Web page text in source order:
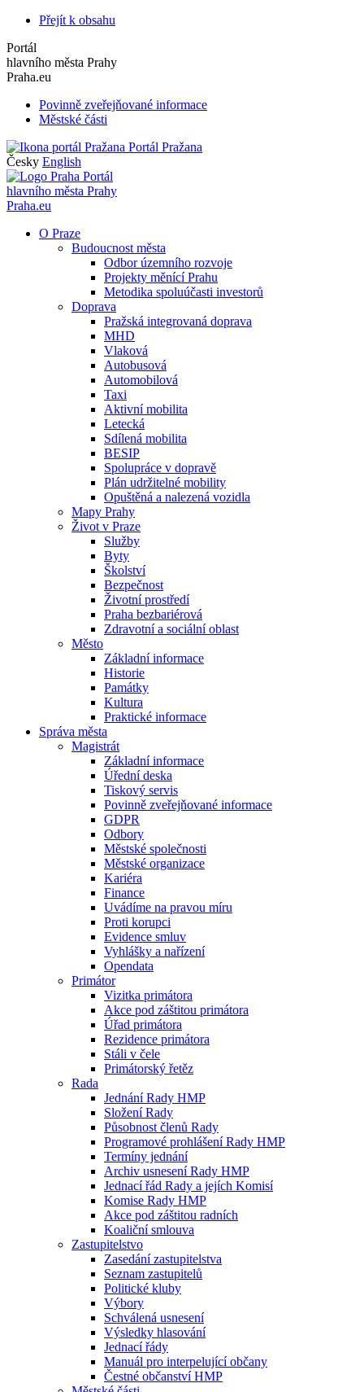
Přejít k obsahu
Portál
hlavního města Prahy
Praha.eu
Povinně zveřejňované informace
Městské části
Portál Pražana
Česky English
Portál
hlavního města Prahy
Praha.eu
O Praze
Budoucnost města
Odbor územního rozvoje
Projekty měnící Prahu
Metodika spoluúčasti investorů
Doprava
Pražská integrovaná doprava
MHD
Vlaková
Autobusová
Automobilová
Taxi
Aktivní mobilita
Letecká
Sdílená mobilita
BESIP
Spolupráce v dopravě
Plán udržitelné mobility
Opuštěná a nalezená vozidla
Mapy Prahy
Život v Praze
Služby
Byty
Školství
Bezpečnost
Životní prostředí
Praha bezbariérová
Zdravotní a sociální oblast
Město
Základní informace
Historie
Památky
Kultura
Praktické informace
Správa města
Magistrát
Základní informace
Úřední deska
Tiskový servis
Povinně zveřejňované informace
GDPR
Odbory
Městské společnosti
Městské organizace
Kariéra
Finance
Uvádíme na pravou míru
Proti korupci
Evidence smluv
Vyhlášky a nařízení
Opendata
Primátor
Vizitka primátora
Akce pod záštitou primátora
Úřad primátora
Rezidence primátora
Stáli v čele
Primátorský řetěz
Rada
Jednání Rady HMP
Složení Rady
Působnost členů Rady
Programové prohlášení Rady HMP
Termíny jednání
Archiv usnesení Rady HMP
Jednací řád Rady a jejích Komisí
Komise Rady HMP
Akce pod záštitou radních
Koaliční smlouva
Zastupitelstvo
Zasedání zastupitelstva
Seznam zastupitelů
Politické kluby
Výbory
Schválená usnesení
Výsledky hlasování
Jednací řády
Manuál pro interpelující občany
Čestné občanství HMP